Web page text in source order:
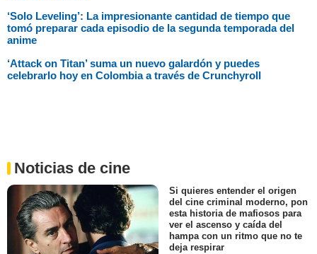
‘Solo Leveling’: La impresionante cantidad de tiempo que
tomó preparar cada episodio de la segunda temporada del
anime
‘Attack on Titan’ suma un nuevo galardón y puedes
celebrarlo hoy en Colombia a través de Crunchyroll
Noticias de cine
Si quieres entender el origen
del cine criminal moderno, pon
esta historia de mafiosos para
ver el ascenso y caída del
hampa con un ritmo que no te
deja respirar